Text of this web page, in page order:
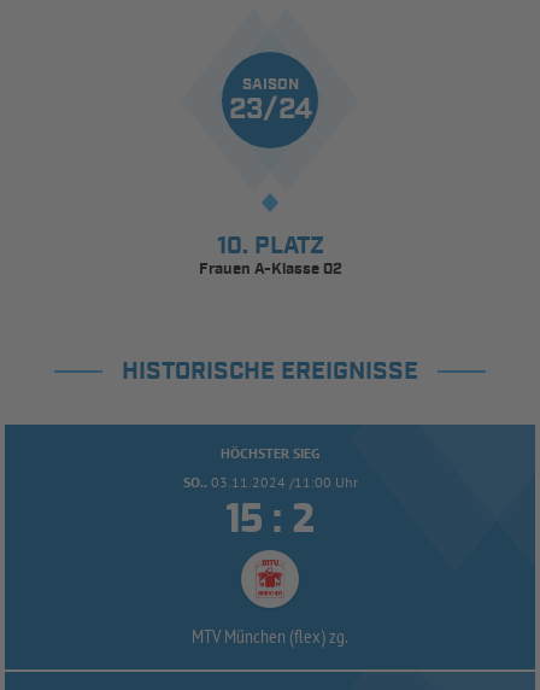
SAISON
23/24
10. PLATZ
Frauen A-Klasse 02
HISTORISCHE EREIGNISSE
HÖCHSTER SIEG
SO.. 03.11.2024 /11:00 Uhr
 : 
MTV München (flex) zg.